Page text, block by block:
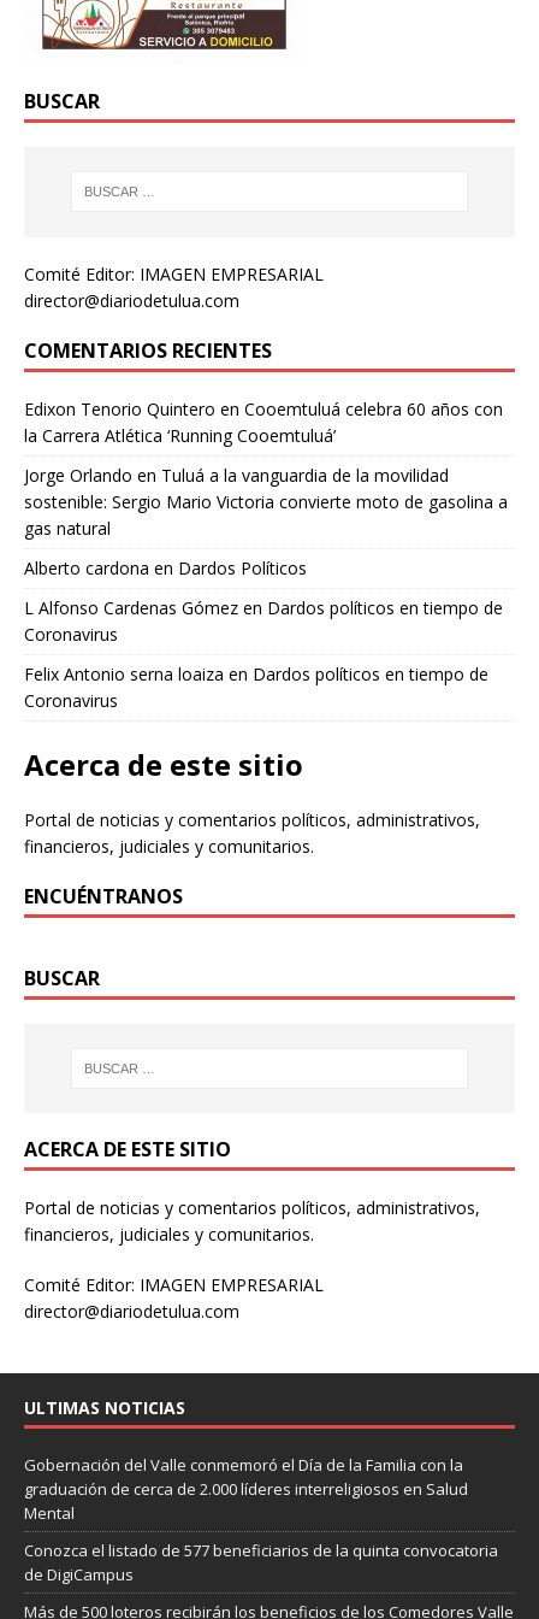
BUSCAR
Comité Editor: IMAGEN EMPRESARIAL
director@diariodetulua.com
COMENTARIOS RECIENTES
Edixon Tenorio Quintero en Cooemtuluá celebra 60 años con
la Carrera Atlética ‘Running Cooemtuluá’
Jorge Orlando en Tuluá a la vanguardia de la movilidad
sostenible: Sergio Mario Victoria convierte moto de gasolina a
gas natural
Alberto cardona en Dardos Políticos
L Alfonso Cardenas Gómez en Dardos políticos en tiempo de
Coronavirus
Felix Antonio serna loaiza en Dardos políticos en tiempo de
Coronavirus
Acerca de este sitio
Portal de noticias y comentarios políticos, administrativos,
financieros, judiciales y comunitarios.
ENCUÉNTRANOS
BUSCAR
ACERCA DE ESTE SITIO
Portal de noticias y comentarios políticos, administrativos,
financieros, judiciales y comunitarios.
Comité Editor: IMAGEN EMPRESARIAL
director@diariodetulua.com
ULTIMAS NOTICIAS
Gobernación del Valle conmemoró el Día de la Familia con la
graduación de cerca de 2.000 líderes interreligiosos en Salud
Mental
Conozca el listado de 577 beneficiarios de la quinta convocatoria
de DigiCampus
Más de 500 loteros recibirán los beneficios de los Comedores Valle